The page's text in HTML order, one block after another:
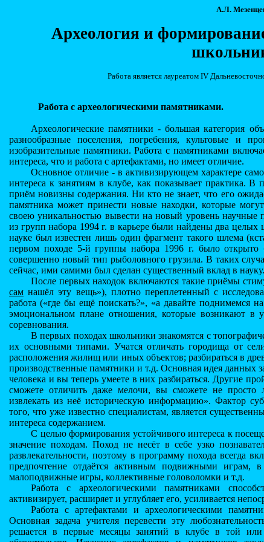
А.Л.
Археология и
Работа является лауреатом IV
Работа с археологическими памятниками.
Археологические памятники - большая категория
разнообразные поселения, погребения, культовые и
изобразительные памятники. Работа с памятниками
интереса, что и работа с артефактами, но имеет отличие.
Основное отличие - в активизирующем характере
интереса к занятиям в клубе, как показывает практика.
приём новизны содержания. Ни кто не знает, что его
памятника может принести новые находки, которые
своею уникальностью вывести на новый уровень научные
из групп набора 1994 г. в карьере были найдены два
науке был известен лишь один фрагмент такого шлема
первом походе 5-й группы набора 1996 г. было открыто
совершенно новый тип рыболовного грузила. В таких
сейчас, ими самими был сделан существенный вклад в науку.
После первых находок включаются такие приёмы
сам нашёл эту вещь»), плотно переплетенный с
работа («где бы ещё поискать?», «а давайте поднимемся
эмоциональном плане отношения, которые возникают в
соревнования.
В первых походах школьники знакомятся с
их основными типами. Учатся отличать городища от
расположения жилищ или иных объектов; разбираться в
производственные памятники и т.д. Основная идея данных
человека и вы теперь умеете в них разбираться. Другие
сможете отличить даже мелочи, вы сможете не
извлекать из неё историческую информацию». Фактор
того, что уже известно специалистам, является
интереса содержанием.
С целью формирования устойчивого интереса к
значение походам. Поход не несёт в себе узко
развлекательности, поэтому в программу похода всегда
предпочтение отдаётся активным подвижными играм,
малоподвижные игры, коллективные головоломки и т.д.
Работа с археологическими памятниками
активизирует, расширяет и углубляет его, усиливается
Работа с артефактами и археологическими
Основная задача учителя перевести эту
решается в первые месяцы занятий в клубе в той